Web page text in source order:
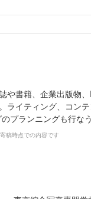
や書籍、企業出版物
ライティング、コン
プランニングも行なう
稿時点での内容です